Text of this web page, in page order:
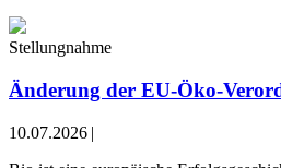
Stellungnahme
Änderung der EU-Öko-
10.07.2026 |